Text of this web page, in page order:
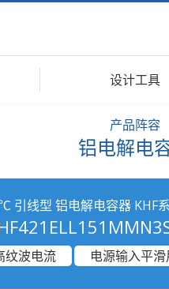
设计工具
产品阵容
铝电解电
引线型 铝电解电容器 KHF
纹波电流
电源输入平